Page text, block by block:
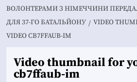
ВОЛОНТЕРАМИ З НІМЕЧЧИНИ
ДЛЯ 37-ГО БАТАЛЬЙОНУ
VIDEO
VIDEO CB7FFAUB-IM
Video thumbnail for
cb7ffaub-im